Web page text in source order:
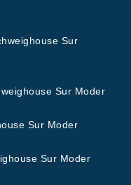
Sur
Sur Moder
Sur Moder
Sur Moder